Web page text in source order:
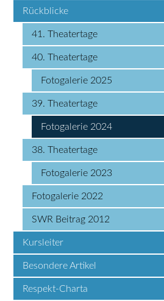
Rückblicke
41. Theatertage
40. Theatertage
Fotogalerie 2025
39. Theatertage
Fotogalerie 2024
38. Theatertage
Fotogalerie 2023
Fotogalerie 2022
SWR Beitrag 2012
Kursleiter
Besondere Artikel
Respekt-Charta